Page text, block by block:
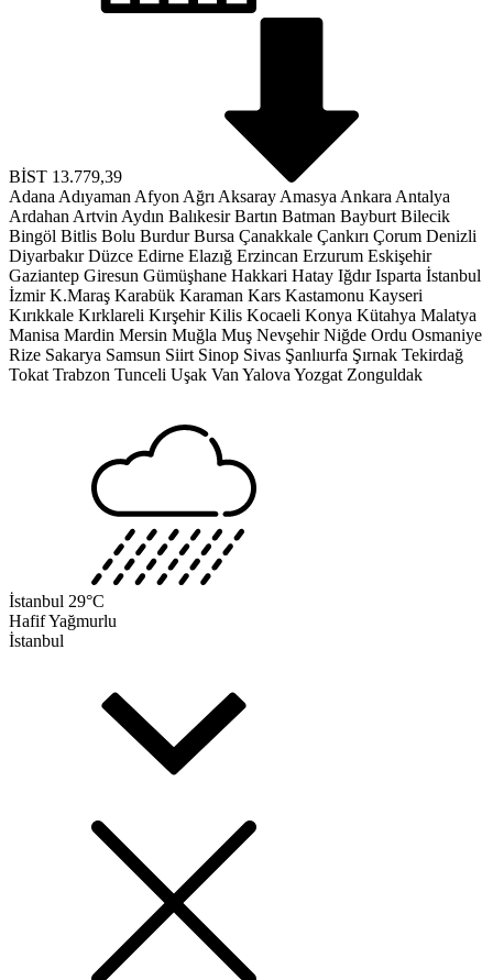
BİST 13.779,39
Adana Adıyaman Afyon Ağrı Aksaray Amasya Ankara Antalya
Ardahan Artvin Aydın Balıkesir Bartın Batman Bayburt Bilecik
Bingöl Bitlis Bolu Burdur Bursa Çanakkale Çankırı Çorum Denizli
Diyarbakır Düzce Edirne Elazığ Erzincan Erzurum Eskişehir
Gaziantep Giresun Gümüşhane Hakkari Hatay Iğdır Isparta İstanbul
İzmir K.Maraş Karabük Karaman Kars Kastamonu Kayseri
Kırıkkale Kırklareli Kırşehir Kilis Kocaeli Konya Kütahya Malatya
Manisa Mardin Mersin Muğla Muş Nevşehir Niğde Ordu Osmaniye
Rize Sakarya Samsun Siirt Sinop Sivas Şanlıurfa Şırnak Tekirdağ
Tokat Trabzon Tunceli Uşak Van Yalova Yozgat Zonguldak
İstanbul 29°C
Hafif Yağmurlu
İstanbul